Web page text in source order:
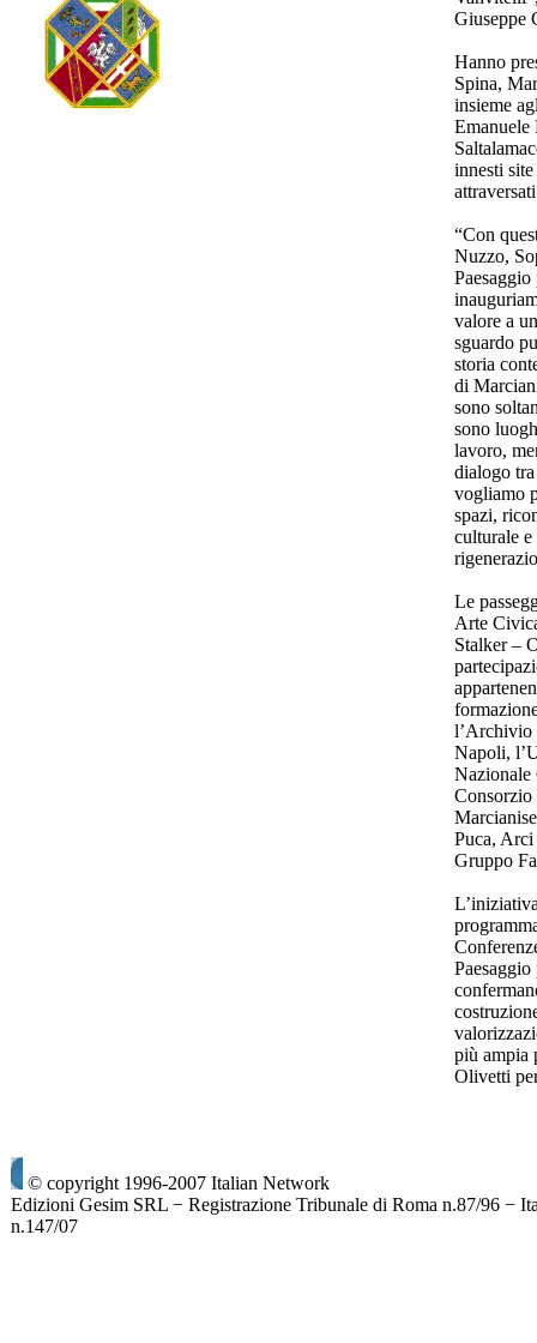
Giuseppe
Hanno
Spina,
insieme
Emanuele
innesti
“Con
Nuzzo,
valore a
sguardo
storia
di
sono
sono
lavoro,
dialogo
vogliamo
spazi,
culturale
Le
Arte
Stalker –
l’Archivio
Napoli,
Nazionale
Consorzio
Puca, Arci
Gruppo
più ampia
Olivetti
© copyright 1996-2007 Italian Network
Edizioni Gesim SRL − Registrazione Tribunale di Roma n.87/96 −
n.147/07